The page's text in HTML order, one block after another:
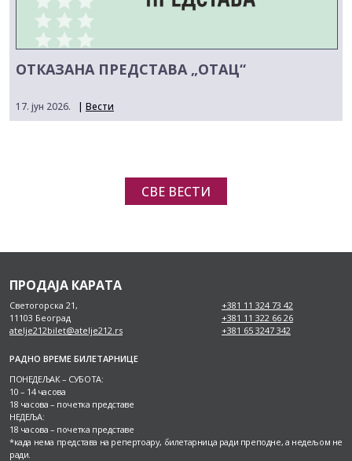
ОТКАЗАНА ПРЕДСТАВА „ОТАЦ“
17. јун 2026. | Вести
СВЕ ВЕСТИ
ПРОДАЈА КАРАТА
Светогорска 21,
11103 Београд
atelje212bilet@atelje212.rs
+381 11 324 73 42
+381 11 322 66 26
+381 65 3247 342
РАДНО ВРЕМЕ БИЛЕТАРНИЦЕ
ПОНЕДЕЉАК – СУБОТА:
10 – 14 часова
18 часова – почетка представе
НЕДЕЉА:
18 часова – почетка представе
*када нема представа на репертоару, билетарница ради преподне, а недељом не
ради.